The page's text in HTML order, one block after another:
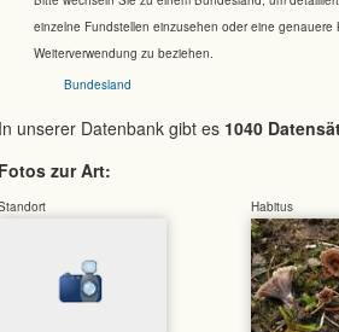
einzelne Fundstellen einzusehen oder eine genauere
Weiterverwendung zu beziehen.
Bundesland
unserer Datenbank gibt es 1040
zur Art:
Habitus